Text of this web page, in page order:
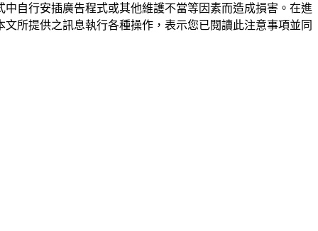
自行安插廣告程式或其他維護不當等因素而造成損害。在進
所提供之訊息執行各種操作，表示您已閱讀此注意事項並同